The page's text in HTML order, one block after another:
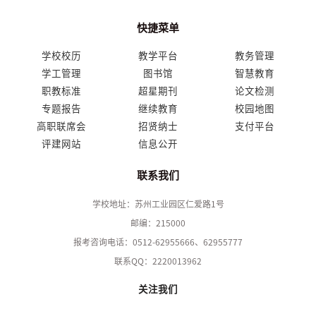
快捷菜单
学校校历 教学平台
教务管理
学工管理
图书馆
智慧教育
职教标准
超星期刊
论文检测
专题报告
继续教育
校园地图
高职联席会
招贤纳士
支付平台
评建网站
信息公开
联系我们
学校地址：苏州工业园区仁爱路1号
邮编：215000
报考咨询电话：0512-62955666、62955777
联系QQ：2220013962
关注我们